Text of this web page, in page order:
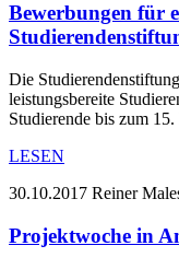
Bewerbungen für
Die
leistungsbereite
Studierende bis zum
LESEN
30.10.2017 Reiner
Projektwoche in